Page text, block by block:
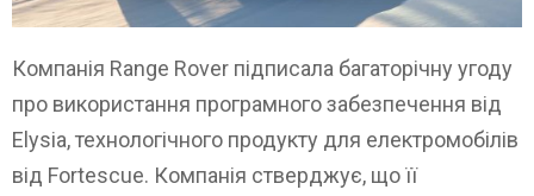
Компанія Range Rover підписала багаторічну угоду
про використання програмного забезпечення від
Elysia, технологічного продукту для електромобілів
від Fortescue. Компанія стверджує, що її